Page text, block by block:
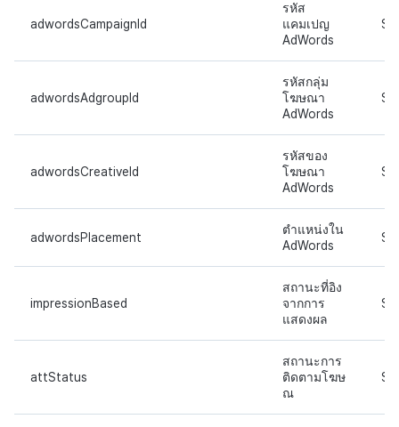
adwordsCampaignId
รหัส
แคมเปญ
AdWords
adwordsAdgroupId
รหัสกลุ่ม
โฆษณา
AdWords
adwordsCreativeId
รหัสของ
โฆษณา
AdWords
adwordsPlacement
ตำแหน่งใน
AdWords
impressionBased
สถานะที่อิง
จากการ
แสดงผล
attStatus
สถานะการ
ติดตามโฆษ
ณ